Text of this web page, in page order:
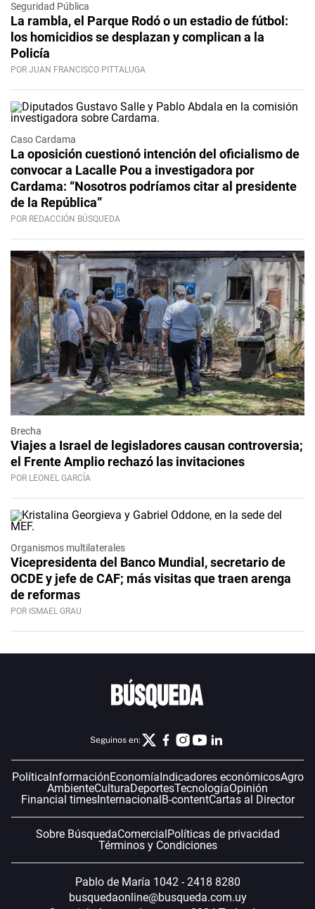
Seguridad Pública
La rambla, el Parque Rodó o un estadio de fútbol:
los homicidios se desplazan y complican a la
Policía
POR JUAN FRANCISCO PITTALUGA
Caso Cardama
La oposición cuestionó intención del oficialismo de
convocar a Lacalle Pou a investigadora por
Cardama: “Nosotros podríamos citar al presidente
de la República”
POR REDACCIÓN BÚSQUEDA
Brecha
Viajes a Israel de legisladores causan controversia;
el Frente Amplio rechazó las invitaciones
POR LEONEL GARCÍA
Organismos multilaterales
Vicepresidenta del Banco Mundial, secretario de
OCDE y jefe de CAF; más visitas que traen arenga
de reformas
POR ISMAEL GRAU
Seguinos en:
PolíticaInformaciónEconomíaIndicadores económicosAgro
AmbienteCulturaDeportesTecnologíaOpinión
Financial timesInternacionalB-contentCartas al Director
Sobre BúsquedaComercialPolíticas de privacidad
Términos y Condiciones
Pablo de María 1042 - 2418 8280
busquedaonline@busqueda.com.uy